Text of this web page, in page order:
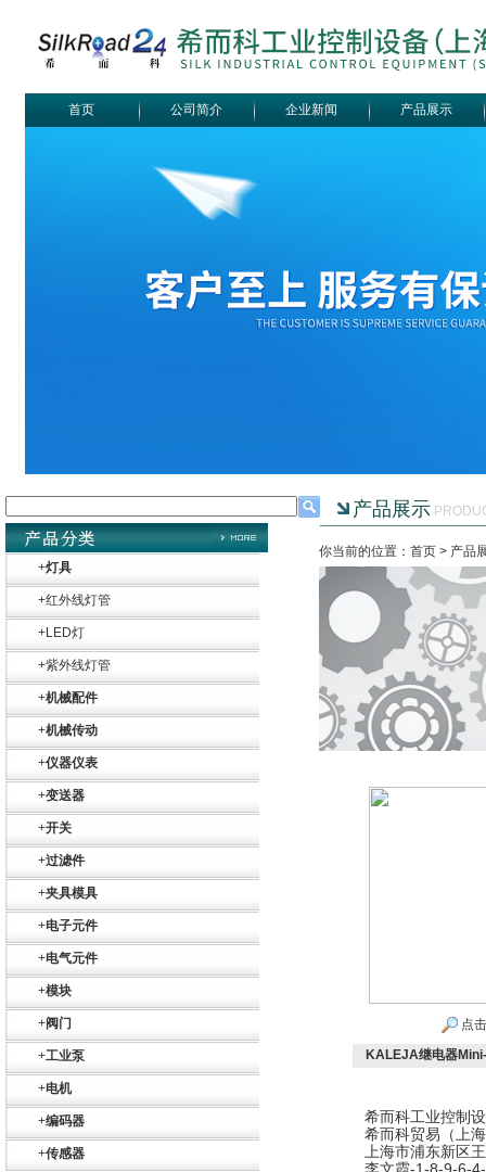
首页 公司简介 企业新闻 产品展示
+灯具
+红外线灯管
+LED灯
+紫外线灯管
+机械配件
+机械传动
+仪器仪表
+变送器
+开关
+过滤件
+夹具模具
+电子元件
+电气元件
+模块
+阀门
+工业泵
+电机
+编码器
+传感器
SR+KH-AFB AF24-
德国HBM
产品展示
你当前的位置：首页 > 产品
点
KALEJA继电器
希而科工业控制
希而科贸易（上
上海市浦东新区